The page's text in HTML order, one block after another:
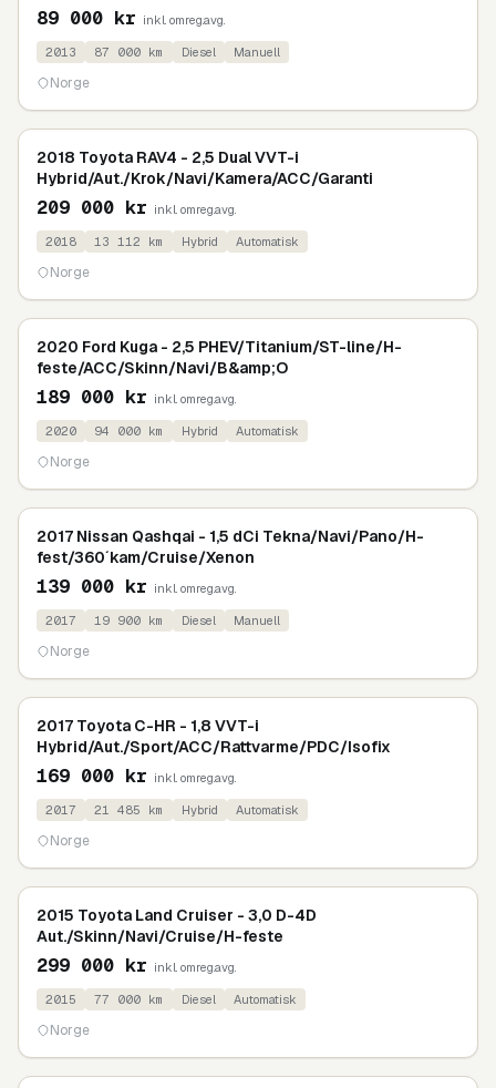
89 000 kr inkl. omreg.avg.
2013 87 000 km Diesel Manuell
Norge
2018 Toyota RAV4 - 2,5 Dual VVT-i
Hybrid/Aut./Krok/Navi/Kamera/ACC/Garanti
209 000 kr inkl. omreg.avg.
2018 13 112 km Hybrid Automatisk
Norge
2020 Ford Kuga - 2,5 PHEV/Titanium/ST-line/H-
feste/ACC/Skinn/Navi/B&amp;O
189 000 kr inkl. omreg.avg.
2020 94 000 km Hybrid Automatisk
Norge
2017 Nissan Qashqai - 1,5 dCi Tekna/Navi/Pano/H-
fest/360´kam/Cruise/Xenon
139 000 kr inkl. omreg.avg.
2017 19 900 km Diesel Manuell
Norge
2017 Toyota C-HR - 1,8 VVT-i
Hybrid/Aut./Sport/ACC/Rattvarme/PDC/Isofix
169 000 kr inkl. omreg.avg.
2017 21 485 km Hybrid Automatisk
Norge
2015 Toyota Land Cruiser - 3,0 D-4D
Aut./Skinn/Navi/Cruise/H-feste
299 000 kr inkl. omreg.avg.
2015 77 000 km Diesel Automatisk
Norge